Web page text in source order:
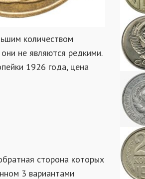
количеством
не являются редкими.
1926 года, цена
сторона которых
3 вариантами